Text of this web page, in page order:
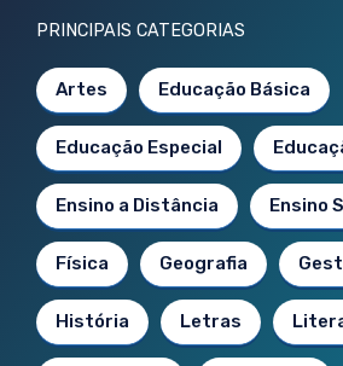
PRINCIPAIS CATEGORIAS
Artes Educação Básica
Educação Especial
Ensino a Distância Ensino
Física Geografia
História Letras